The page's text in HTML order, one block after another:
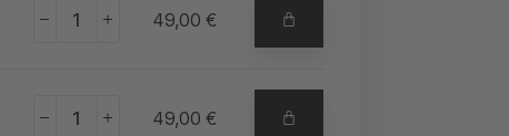
+ 49,00€
+ 49,00€